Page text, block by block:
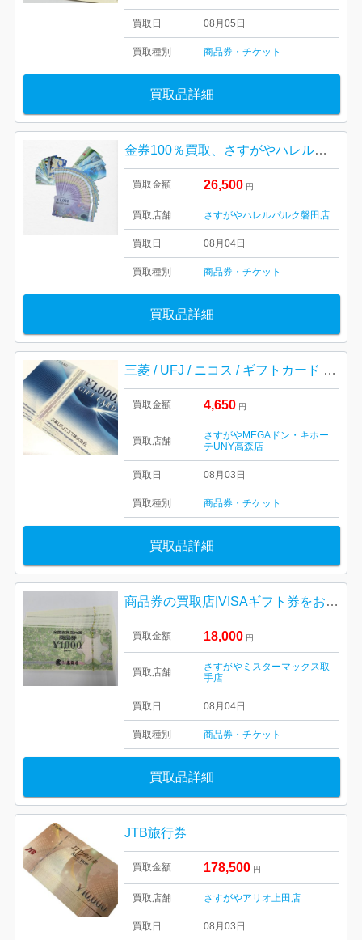
買取日 08月05日
買取種別 商品券・チケット
買取品詳細
金券100％買取、さすがやハレルパルク磐田店
買取金額 26,500 円
買取店舗 さすがやハレルパルク磐田店
買取日 08月04日
買取種別 商品券・チケット
買取品詳細
三菱 / UFJ / ニコス / ギフトカード / 1000円
買取金額 4,650 円
買取店舗
さすがやMEGAドン・キホー
テUNY高森店
買取日 08月03日
買取種別 商品券・チケット
買取品詳細
商品券の買取店|VISAギフト券をお買取り致しました|取手市井野
買取金額 18,000 円
買取店舗
さすがやミスターマックス取
手店
買取日 08月04日
買取種別 商品券・チケット
買取品詳細
JTB旅行券
買取金額 178,500 円
買取店舗 さすがやアリオ上田店
買取日 08月03日